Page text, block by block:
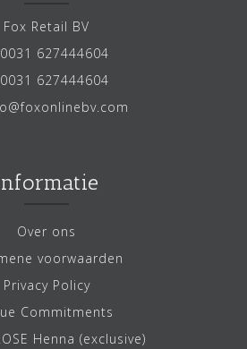
Fox Retail BV
0031 627444604
0031 627444604
Over ons
voorwaarden
Privacy Policy
Commitments
Henna (exclusive)